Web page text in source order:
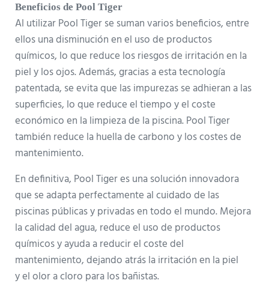
Beneficios de Pool Tiger
Al utilizar Pool Tiger se suman varios beneficios, entre
ellos una disminución en el uso de productos
químicos, lo que reduce los riesgos de irritación en la
piel y los ojos. Además, gracias a esta tecnología
patentada, se evita que las impurezas se adhieran a las
superficies, lo que reduce el tiempo y el coste
económico en la limpieza de la piscina. Pool Tiger
también reduce la huella de carbono y los costes de
mantenimiento.
En definitiva, Pool Tiger es una solución innovadora
que se adapta perfectamente al cuidado de las
piscinas públicas y privadas en todo el mundo. Mejora
la calidad del agua, reduce el uso de productos
químicos y ayuda a reducir el coste del
mantenimiento, dejando atrás la irritación en la piel
y el olor a cloro para los bañistas.